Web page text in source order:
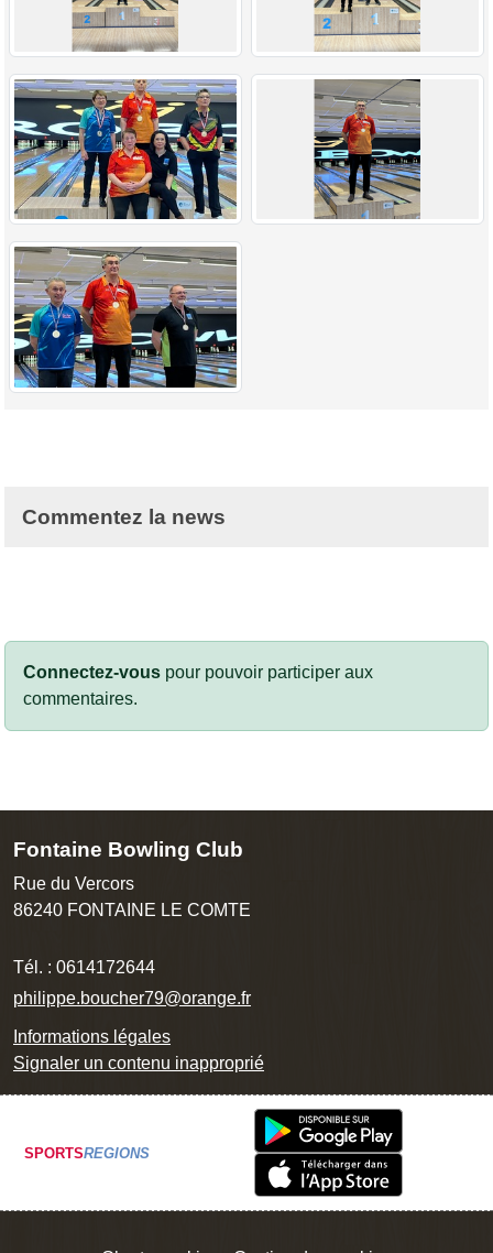
Commentez la news
Connectez-vous pour pouvoir participer aux
commentaires.
Fontaine Bowling Club
Rue du Vercors
86240 FONTAINE LE COMTE
Tél. : 0614172644
philippe.boucher79@orange.fr
Informations légales
Signaler un contenu inapproprié
SPORTSREGIONS